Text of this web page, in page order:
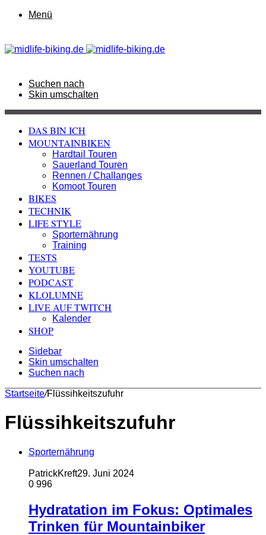
Menü
Suchen nach
Skin umschalten
DAS BIN ICH
MOUNTAINBIKEN
Hardtail Touren
Sauerland Touren
Rennen / Challanges
Komoot Touren
BIKES
TECHNIK
LIFE STYLE
Sporternährung
Training
TESTS
YOUTUBE
PODCAST
KLOLUMNE
LIVE AUF TWITCH
Kalender
SHOP
Sidebar
Skin umschalten
Suchen nach
Startseite/Flüssihkeitszufuhr
Flüssihkeitszufuhr
Sporternährung
PatrickKreft29. Juni 2024
0 996
Hydratation im Fokus: Optimales
Trinken für Mountainbiker